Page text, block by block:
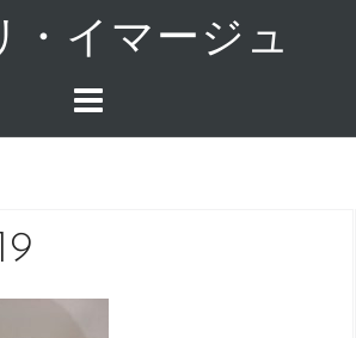
・イマージュ